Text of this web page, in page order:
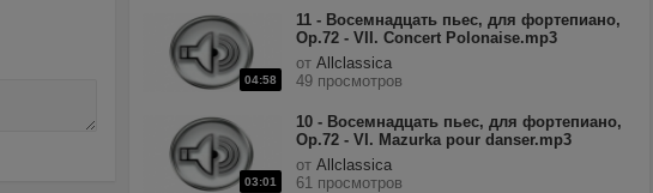
04:58
11 - Восемнадцать пьес, для фортепиано,
Op.72 - VII. Concert Polonaise.mp3
отAllclassica
49 просмотров
03:01
10 - Восемнадцать пьес, для фортепиано,
Op.72 - VI. Mazurka pour danser.mp3
отAllclassica
61 просмотров